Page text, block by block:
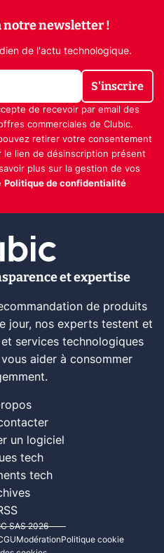
notre newsletter !
de l'actu technologique.
S'inscrire
de recevoir par email des
commerciales de Clubic.
retirer votre consentement
lien de désinscription présent
plus sur la gestion de vos
Politique de confidentialité
et expertise
de produits
jour, nos experts testent et
services technologiques
aider à consommer
un logiciel
tech
tech
SAS 2026
ModérationPolitique cookie